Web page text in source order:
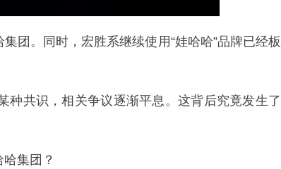
团。同时，宏胜系继续使用“娃哈哈”品牌已经板
种共识，相关争议逐渐平息。这背后究竟发生了
集团？